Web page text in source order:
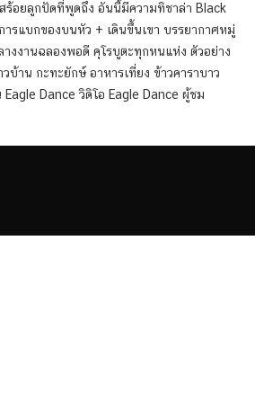
ร้อยลูกปัดที่พูดถึง อันนี้มีความทิชาล่า Black
รแบกของบนหัว + เดินขึ้นเขา บรรยากาศหมู่
งงานฉลองพอดี คุโรบูตะทุกหนแห่ง ตัวอย่าง
าน กะทะยักษ์ อาหารเที่ยง ข้าวคาราบาว
Eagle Dance วิดิโอ Eagle Dance ผู้ชม